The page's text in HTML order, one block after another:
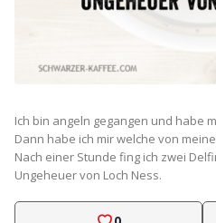
Ich bin angeln gegangen und habe
Dann habe ich mir welche von
Nach einer Stunde fing ich zwei
Ungeheuer von Loch Ness.